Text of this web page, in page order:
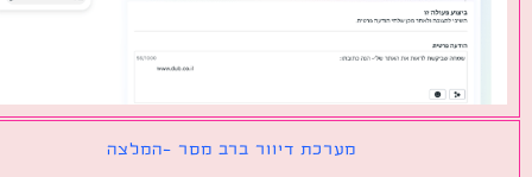
מערכת דיוור ברב מסר -המלצה